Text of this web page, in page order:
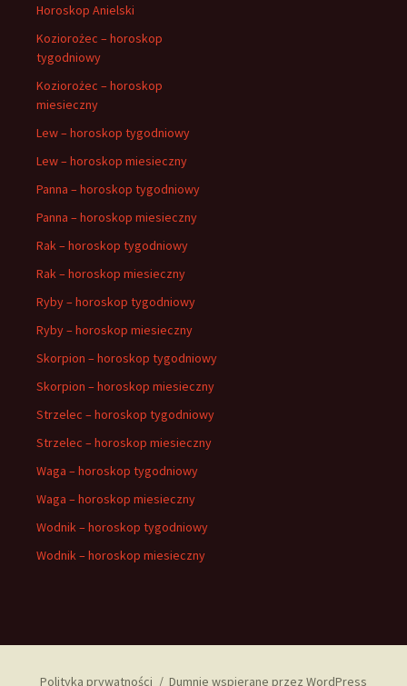
Horoskop Anielski
Koziorożec – horoskop
tygodniowy
Koziorożec – horoskop
miesieczny
Lew – horoskop tygodniowy
Lew – horoskop miesieczny
Panna – horoskop tygodniowy
Panna – horoskop miesieczny
Rak – horoskop tygodniowy
Rak – horoskop miesieczny
Ryby – horoskop tygodniowy
Ryby – horoskop miesieczny
Skorpion – horoskop tygodniowy
Skorpion – horoskop miesieczny
Strzelec – horoskop tygodniowy
Strzelec – horoskop miesieczny
Waga – horoskop tygodniowy
Waga – horoskop miesieczny
Wodnik – horoskop tygodniowy
Wodnik – horoskop miesieczny
Polityka prywatności Dumnie wspierane przez WordPress